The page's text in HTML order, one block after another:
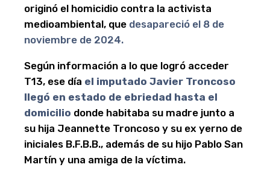
originó el homicidio contra la activista
medioambiental, que desapareció el 8 de
noviembre de 2024.
Según información a lo que logró acceder
T13, ese día el imputado Javier Troncoso
llegó en estado de ebriedad hasta el
domicilio donde habitaba su madre junto a
su hija Jeannette Troncoso y su ex yerno de
iniciales B.F.B.B., además de su hijo Pablo San
Martín y una amiga de la víctima.